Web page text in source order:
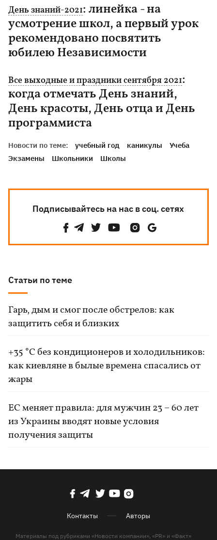
День знаний-2021: линейка - на
усмотрение школ, а первый урок
рекомендовано посвятить
юбилею Независимости
Все выходные и праздники сентября 2021:
когда отмечать День знаний,
День красоты, День отца и День
программиста
Новости по теме: учебный год каникулы
Учеба
Экзамены
Школьники Школы
Подписывайтесь на нас в соц. сетях
Статьи по теме
Гарь, дым и смог после обстрелов: как
защитить себя и близких
+35 °C без кондиционеров и холодильников:
как киевляне в былые времена спасались от
жары
ЕС меняет правила: для мужчин 23 – 60 лет
из Украины вводят новые условия
получения защиты
Контакты Авторы
Материалы под рубриками «Новости компании», «PR» и «Факт»